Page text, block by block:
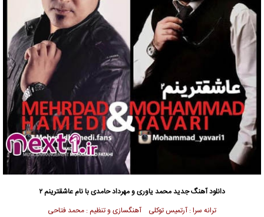
دانلود آهنگ جدیدمحمد یاوری و مهرداد حامدی با نام عاشقترینم ۲
ترانه سرا : آرتمیس توکلی آهنگسازی و تنظیم : محمد فتاحی